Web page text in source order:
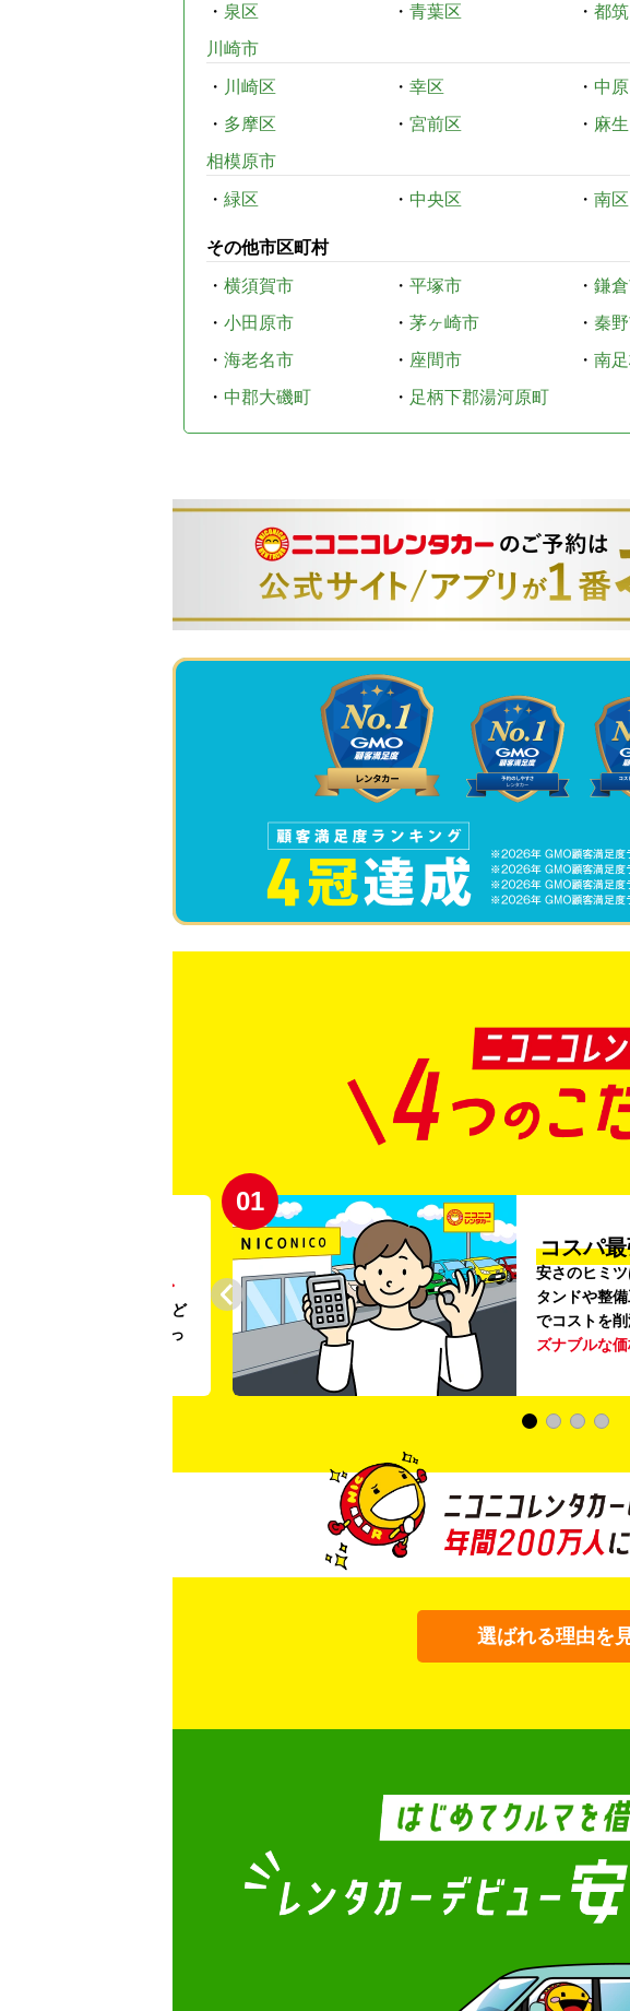
・ 泉区 ・ 青葉区 ・ 都
川崎市
・ 川崎区 ・ 幸区 ・ 中
・ 多摩区 ・ 宮前区 ・ 麻
相模原市
・ 緑区 ・ 中央区 ・ 南区
その他市区町村
・ 横須賀市 ・ 平塚市 ・ 鎌
・ 小田原市 ・ 茅ヶ崎市 ・ 秦
・ 海老名市 ・ 座間市 ・ 南
・ 中郡大磯町 ・ 足柄下郡湯河原町
リー
02
プロ品
ご利用のた
掃・除菌 を
ける車内環
選ばれる理由を